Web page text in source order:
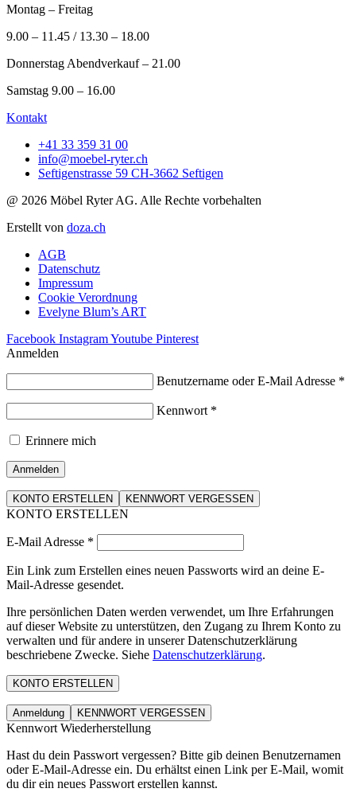
Montag – Freitag
9.00 – 11.45 / 13.30 – 18.00
Donnerstag Abendverkauf – 21.00
Samstag 9.00 – 16.00
Kontakt
+41 33 359 31 00
info@moebel-ryter.ch
Seftigenstrasse 59 CH-3662 Seftigen
@ 2026 Möbel Ryter AG. Alle Rechte vorbehalten
Erstellt von doza.ch
AGB
Datenschutz
Impressum
Cookie Verordnung
Evelyne Blum’s ART
Facebook InstagramYoutube Pinterest
Anmelden
Benutzername oder E-Mail Adresse *
Kennwort *
Erinnere mich
Anmelden
KONTO ERSTELLEN KENNWORT VERGESSEN
KONTO ERSTELLEN
E-Mail Adresse *
Ein Link zum Erstellen eines neuen Passworts wird an deine E-
Mail-Adresse gesendet.
Ihre persönlichen Daten werden verwendet, um Ihre Erfahrungen
auf dieser Website zu unterstützen, den Zugang zu Ihrem Konto zu
verwalten und für andere in unserer Datenschutzerklärung
beschriebene Zwecke. Siehe Datenschutzerklärung.
KONTO ERSTELLEN
Anmeldung KENNWORT VERGESSEN
Kennwort Wiederherstellung
Hast du dein Passwort vergessen? Bitte gib deinen Benutzernamen
oder E-Mail-Adresse ein. Du erhältst einen Link per E-Mail, womit
du dir ein neues Passwort erstellen kannst.